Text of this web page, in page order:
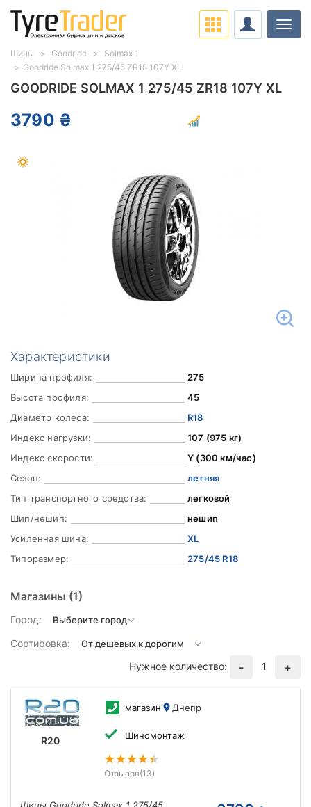
GOODRIDE SOLMAX 1 275/45 ZR18 107Y XL
3790 ₴
Характеристики
Ширина профиля:
275
Высота профиля:
45
Диаметр колеса:
R18
Индекс нагрузки:
107 (975 кг)
Индекс скорости:
Y (300 км/час)
Сезон:
летняя
Тип транспортного средства:
легковой
Шип/нешип:
нешип
Усиленная шина:
XL
Типоразмер:
275/45 R18
Магазины (1)
Город:
Сортировка:
Нужное количество:
- 1 +
R20
магазин Днепр
Шиномонтаж
Отзывов(13)
Шины Goodride
Solmax 1
Goodride Solmax 1 275/45 ZR18 107Y XL